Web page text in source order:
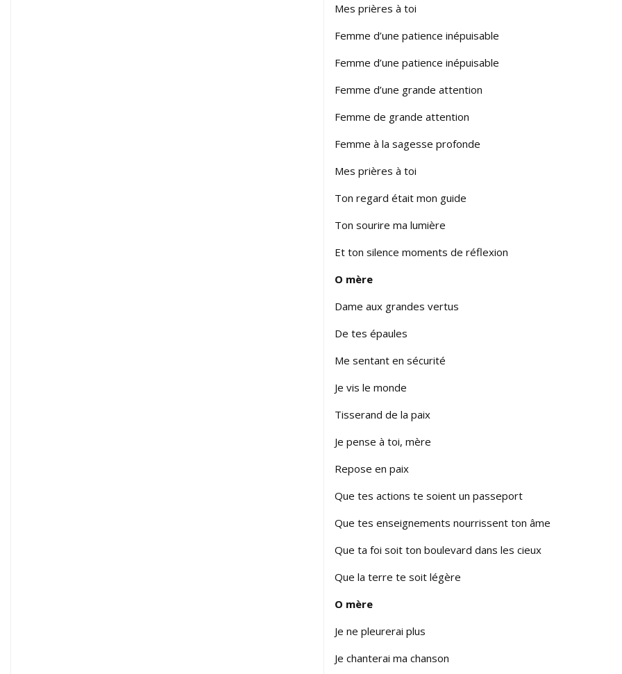
Mes prières à toi
Femme d’une patience inépuisable
Femme d’une patience inépuisable
Femme d’une grande attention
Femme de grande attention
Femme à la sagesse profonde
Mes prières à toi
Ton regard était mon guide
Ton sourire ma lumière
Et ton silence moments de réflexion
O mère
Dame aux grandes vertus
De tes épaules
Me sentant en sécurité
Je vis le monde
Tisserand de la paix
Je pense à toi, mère
Repose en paix
Que tes actions te soient un passeport
Que tes enseignements nourrissent ton âme
Que ta foi soit ton boulevard dans les cieux
Que la terre te soit légère
O mère
Je ne pleurerai plus
Je chanterai ma chanson